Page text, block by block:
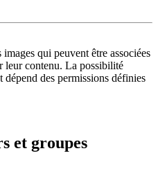
qui peuvent être associées
leur contenu. La possibilité
dépend des permissions définies
et groupes